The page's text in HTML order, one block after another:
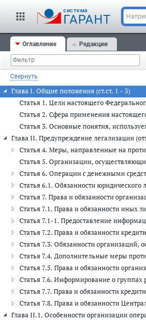
cистема
ГАРАНТ
Оглавление Редакции
Свернуть
Глава I. Общие положения (ст.ст. 1 - 3)
Статья 1. Цели настоящего
Статья 2. Сфера применения
Статья 3. Основные понятия,
Глава II. Предупреждение легализации
Статья 4. Меры, направленные на
Статья 5. Организации,
Статья 6. Операции с денежными
Статья 6.1. Обязанности
Статья 7. Права и обязанности
Статья 7.1. Права и обязанности иных
Статья 7.1-1. Предоставление
Статья 7.2. Права и обязанности
Статья 7.3. Обязанности
Статья 7.4. Дополнительные меры
Статья 7.5. Права и обязанности
Статья 7.6. Информирование о
Статья 7.7. Права и обязанности
Статья 7.8. Права и обязанности
Глава II.1. Особенности организации